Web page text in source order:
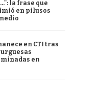
la frase que
en pilusos
en CTI tras
en